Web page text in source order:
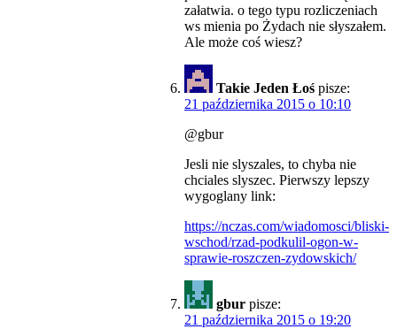
załatwia. o tego typu rozliczeniach
ws mienia po Żydach nie słyszałem.
Ale może coś wiesz?
Takie Jeden Łoś pisze:
21 października 2015 o 10:10
@gbur
Jesli nie slyszales, to chyba nie
chciales slyszec. Pierwszy lepszy
wygoglany link:
https://nczas.com/wiadomosci/bliski-
wschod/rzad-podkulil-ogon-w-
sprawie-roszczen-zydowskich/
gbur pisze:
21 października 2015 o 19:20